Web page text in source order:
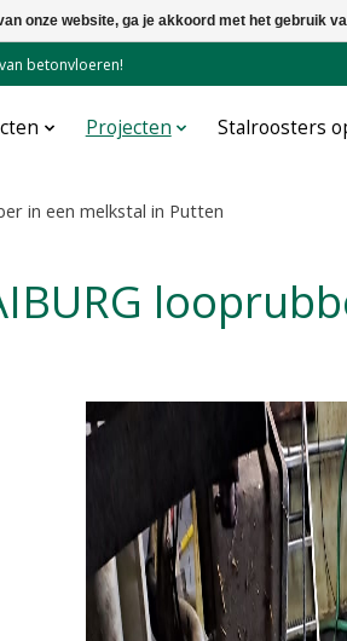
betonvloeren!
Projecten Stalroosters
in een melkstal in Putten
onze website, ga je akkoord met het gebruik